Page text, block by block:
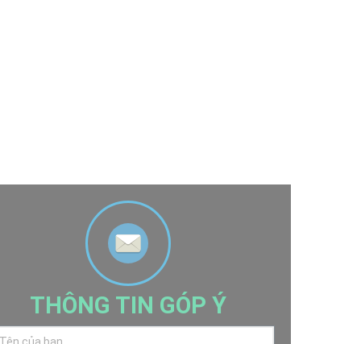
THÔNG TIN GÓP Ý